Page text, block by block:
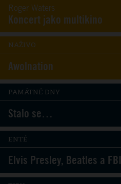
Roger Waters
Koncert jako multikino
NAŽIVO
Awolnation
PAMÁTNÉ DNY
Stalo se…
ENTÉ
Elvis Presley, Beatles a FBI